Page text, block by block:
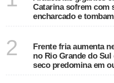
Catarina sofrem com
encharcado e tombam
2
Frente fria aumenta
no Rio Grande do Sul
seco predomina em